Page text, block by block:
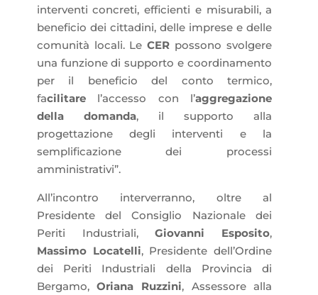
interventi concreti, efficienti e misurabili, a
beneficio dei cittadini, delle imprese e delle
comunità locali. LeCER possono svolgere
una funzione di supporto e coordinamento
per il beneficio del conto termico,
facilitarel’accesso con l’aggregazione
della domanda, il supporto alla
progettazione degli interventi e la
semplificazione dei processi
amministrativi”.
All’incontro interverranno, oltre al
Presidente del Consiglio Nazionale dei
Periti Industriali,Giovanni Esposito,
Massimo Locatelli, Presidente dell’Ordine
dei Periti Industriali della Provincia di
Bergamo,Oriana Ruzzini, Assessore alla